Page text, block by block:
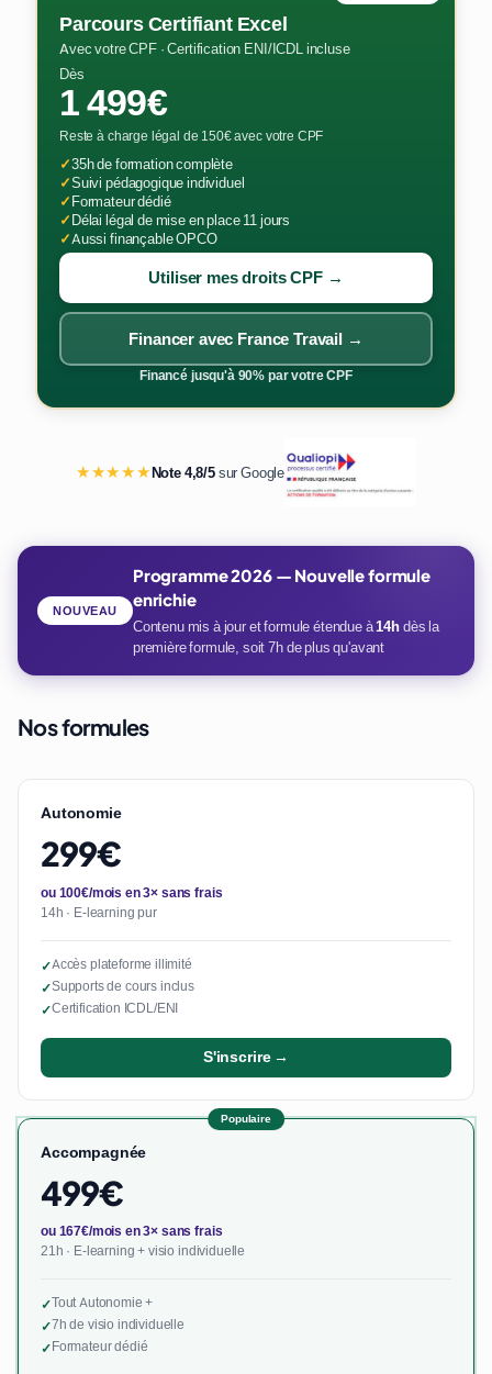
Parcours Certifiant Excel
Avec votre CPF · Certification ENI/ICDL incluse
Dès
1 499€
Reste à charge légal de 150€ avec votre CPF
✓35h de formation complète
✓Suivi pédagogique individuel
✓Formateur dédié
✓Délai légal de mise en place 11 jours
✓Aussi finançable OPCO
Utiliser mes droits CPF →
Financer avec France Travail →
Financé jusqu'à 90% par votre CPF
★★★★★Note 4,8/5sur Google
Programme 2026 — Nouvelle formule
enrichie
Contenu mis à jour et formule étendue à14hdès la
première formule, soit 7h de plus qu'avant
NOUVEAU
Nos formules
Autonomie
299€
ou 100€/mois en 3× sans frais
14h · E-learning pur
✓Accès plateforme illimité
✓Supports de cours inclus
✓Certification ICDL/ENI
S'inscrire →
Populaire
Accompagnée
499€
ou 167€/mois en 3× sans frais
21h · E-learning + visio individuelle
✓Tout Autonomie +
✓7h de visio individuelle
✓Formateur dédié